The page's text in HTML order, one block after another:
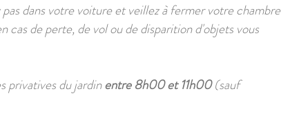
dans votre voiture et veillez à fermer votre chambre
cas de perte, de vol ou de disparition d'objets vous
privatives du jardinentre 8h00 et 11h00(sauf